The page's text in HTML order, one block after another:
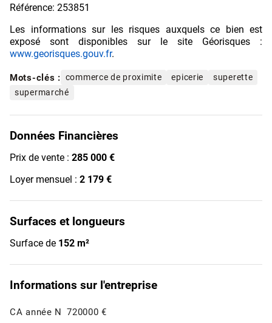
Référence: 253851
Les informations sur les risques auxquels ce bien est
exposé sont disponibles sur le site Géorisques :
www.georisques.gouv.fr.
Mots-clés : commerce de proximite epicerie
superette
supermarché
Données Financières
Prix de vente : 285 000 €
Loyer mensuel : 2 179 €
Surfaces et longueurs
Surface de 152 m²
Informations sur l'entreprise
CA année N 720000 €